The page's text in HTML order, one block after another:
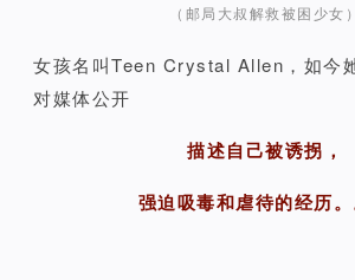
（邮局大叔解救被困少女）
女孩名叫Teen Crystal Allen，如今
对媒体公开
描述自己被诱拐，
强迫吸毒和虐待的经历。